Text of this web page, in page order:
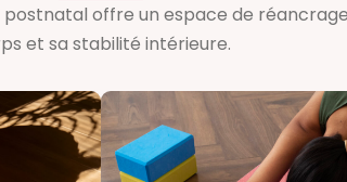
offre un espace de
et sa stabilité intérieure.